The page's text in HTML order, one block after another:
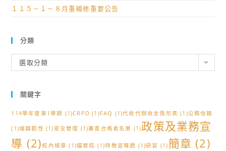
１１５－１－８月重補修重要公告
分類
類
選取分類
關鍵字
114學年度第1學期 (1)CRPD (1)FAQ (1)代收代辦收支情形表 (1)公務信箱
(1)城鎮韌性 (1)安全管理 (1)審查合格者名單 (1)政策及業務宣
導 (2)校內規章 (1)檔案局 (1)特教宣導週 (1)研習 (1) 簡章 (2)